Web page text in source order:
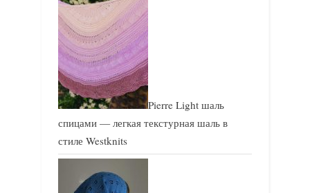
Pierre Light шаль
спицами — легкая текстурная шаль в
стиле Westknits